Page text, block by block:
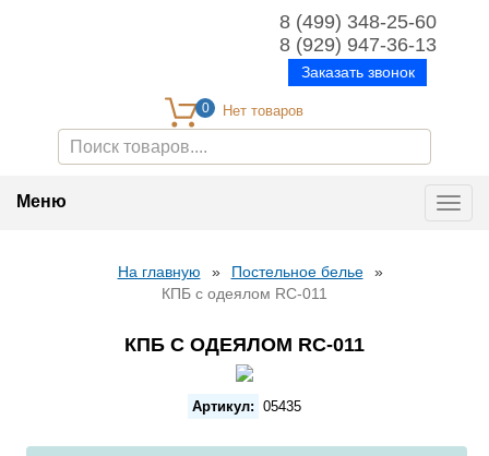
0
8 (499) 348-25-60
8 (929) 947-36-13
Заказать звонок
Меню
На главную » Постельное белье
»
КПБ с одеялом RC-011
КПБ С ОДЕЯЛОМ RC-011
Артикул: 05435